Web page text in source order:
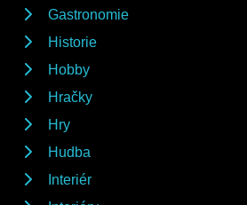
Gastronomie
Historie
Hobby
Hračky
Hry
Hudba
Interiér